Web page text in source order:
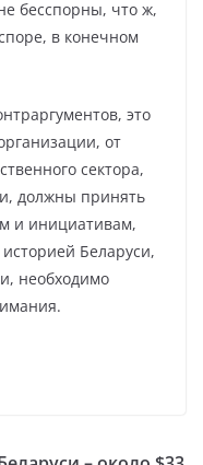
бесспорны, что ж,
в конечном
это
от
сектора,
должны принять
и инициативам,
Беларуси,
необходимо